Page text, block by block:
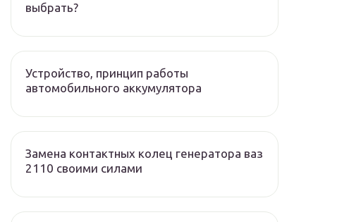
выбрать?
Устройство, принцип работы
автомобильного аккумулятора
Замена контактных колец генератора ваз
2110 своими силами